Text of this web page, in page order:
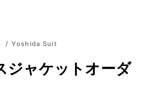
Yoshida Suit
ジャケットオーダ